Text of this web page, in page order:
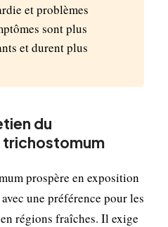
et problèmes
sont plus
et durent plus
du
trichostomum
prospère en exposition
une préférence pour les
régions fraîches. Il exige